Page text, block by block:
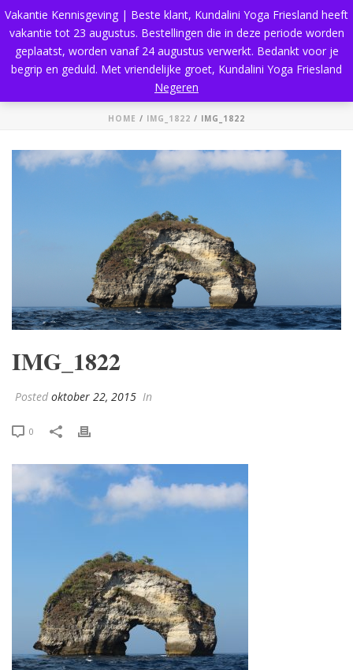
HOME / IMG_1822 / IMG_1822
IMG_1822
Posted oktober 22, 2015 In
0
Vakantie Kennisgeving | Beste klant, Kundalini Yoga Friesland heeft
vakantie tot 23 augustus. Bestellingen die in deze periode worden
geplaatst, worden vanaf 24 augustus verwerkt. Bedankt voor je
begrip en geduld. Met vriendelijke groet, Kundalini Yoga Friesland
Negeren